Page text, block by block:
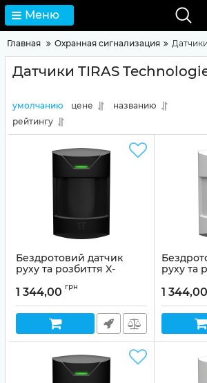
Меню
Главная Охранная сигнализация Датчики
Датчики TIRAS
умолчанию цене
названию
рейтингу
Бездротовий датчик
руху та розбиття X-
Артикул: 01-00019
1 344,00 грн
руху та
Артикул:
1 344,00